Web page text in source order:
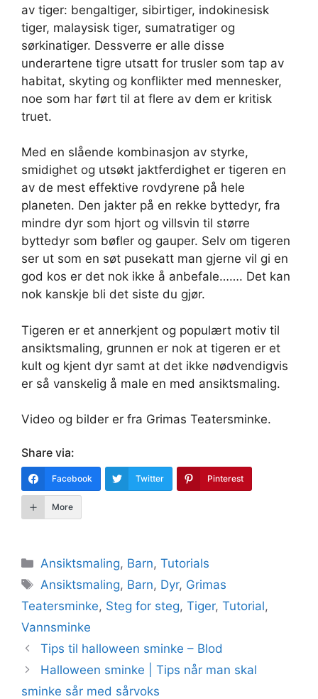
av tiger: bengaltiger, sibirtiger, indokinesisk
tiger, malaysisk tiger, sumatratiger og
sørkinatiger. Dessverre er alle disse
underartene tigre utsatt for trusler som tap av
habitat, skyting og konflikter med mennesker,
noe som har ført til at flere av dem er kritisk
truet.
Med en slående kombinasjon av styrke,
smidighet og utsøkt jaktferdighet er tigeren en
av de mest effektive rovdyrene på hele
planeten. Den jakter på en rekke byttedyr, fra
mindre dyr som hjort og villsvin til større
byttedyr som bøfler og gauper. Selv om tigeren
ser ut som en søt pusekatt man gjerne vil gi en
god kos er det nok ikke å anbefale……. Det kan
nok kanskje bli det siste du gjør.
Tigeren er et annerkjent og populært motiv til
ansiktsmaling, grunnen er nok at tigeren er et
kult og kjent dyr samt at det ikke nødvendigvis
er så vanskelig å male en med ansiktsmaling.
Video og bilder er fra Grimas Teatersminke.
Share via:
Facebook Twitter Pinterest
More
Kategorier
Ansiktsmaling, Barn,Tutorials
Stikkord
Ansiktsmaling, Barn, Dyr, Grimas
Teatersminke, Steg for steg, Tiger, Tutorial,
Vannsminke
Tips til halloween sminke – Blod
Halloween sminke | Tips når man skal
sminke sår med sårvoks